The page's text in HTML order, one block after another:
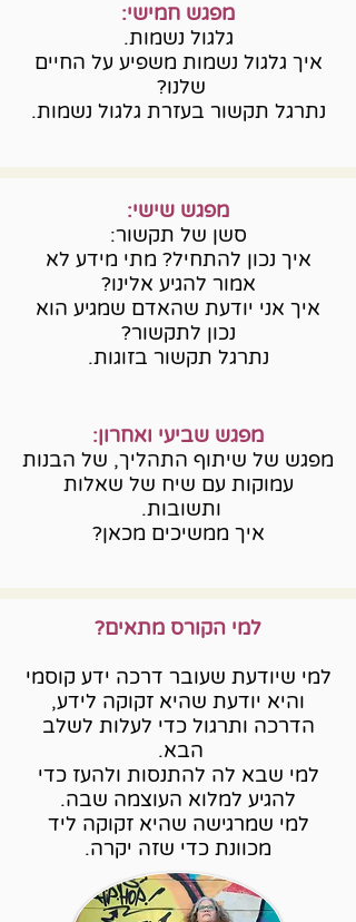
מפגש חמישי:
גלגול נשמות.
איך גלגול נשמות משפיע על החיים
שלנו?
נתרגל תקשור בעזרת גלגול נשמות.
מפגש שישי:
סשן של תקשור:
איך נכון להתחיל? מתי מידע לא
אמור להגיע אלינו?
איך אני יודעת שהאדם שמגיע הוא
נכון לתקשור?
נתרגל תקשור בזוגות.
מפגש שביעי ואחרון:
מפגש של שיתוף התהליך, של הבנות
עמוקות עם שיח של שאלות
ותשובות.
איך ממשיכים מכאן?
למי הקורס מתאים?
למי שיודעת שעובר דרכה ידע קוסמי
והיא יודעת שהיא זקוקה לידע,
הדרכה ותרגול כדי לעלות לשלב
הבא.
למי שבא לה להתנסות ולהעז כדי
להגיע למלוא העוצמה שבה.
למי שמרגישה שהיא זקוקה ליד
מכוונת כדי שזה יקרה.